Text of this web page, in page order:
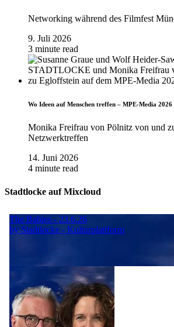
Networking während des Filmfest
9. Juli 2026
3 minute read
Wo Ideen auf Menschen treffen – MPE-Media 2026
Monika Freifrau von Pölnitz von und
Netzwerktreffen
14. Juni 2026
4 minute read
Stadtlocke auf Mixcloud